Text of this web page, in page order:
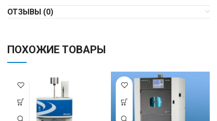
ОТЗЫВЫ (0)
ПОХОЖИЕ ТОВАРЫ